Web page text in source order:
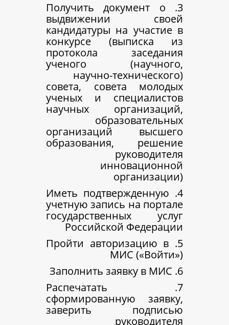
3. Получить
выдвижении
кандидатуры на
конкурсе
протокола
ученого
научно-
совета, совета
ученых и
научных
организаций
образования,
4. Иметь
учетную запись
Российской
5. Пройти
7. Распечатать
сформированную
заверить